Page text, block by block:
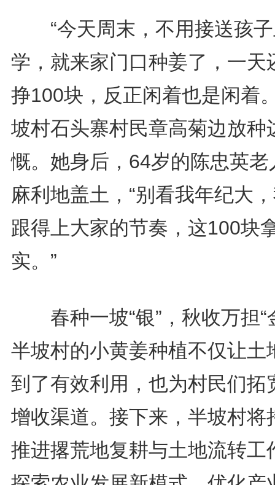
“今天周末，不用接送孩子
学，就来家门口种姜了，一天
挣100块，反正闲着也是闲着
坡村石头寨村民章高菊边放种
慨。她身后，64岁的陈忠英老
麻利地盖土，“别看我年纪大
跟得上大家的节奏，这100块
实。”
春种一坡“银”，秋收万担“
半坡村的小黄姜种植不仅让土
到了有效利用，也为村民们拓
增收渠道。接下来，半坡村将
推进撂荒地复耕与土地流转工